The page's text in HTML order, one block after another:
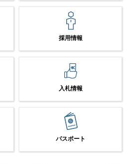
採用情報
入札情報
パスポート